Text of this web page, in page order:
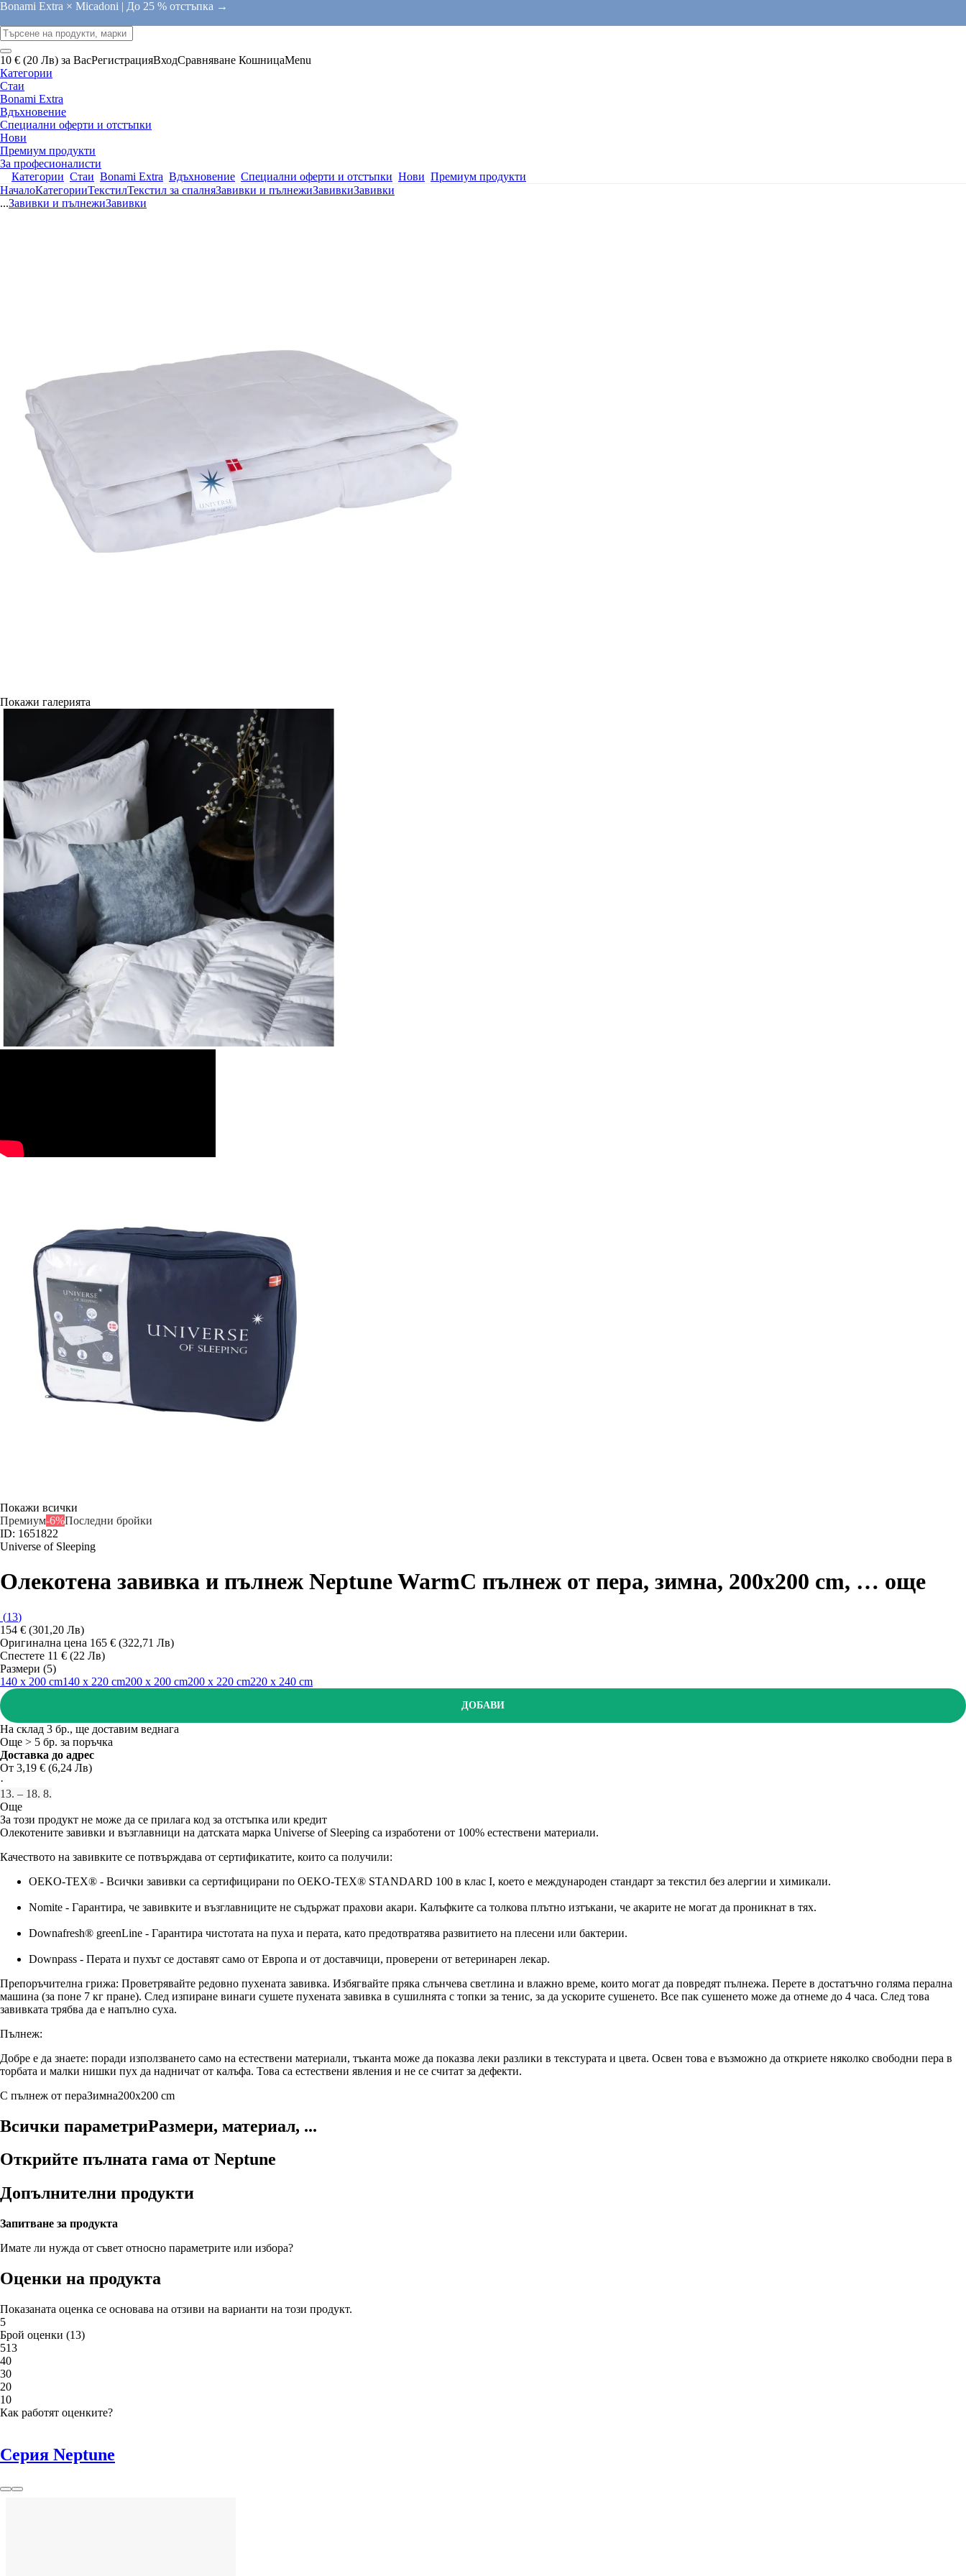
Bonami Extra × Micadoni | До 25 % отстъпка →
10 € (20 Лв) за ВасРегистрацияВходСравняване КошницаMenu
Категории
Стаи
Bonami Extra
Вдъхновение
Специални оферти и отстъпки
Нови
Премиум продукти
За професионалисти
Категории Стаи Bonami Extra Вдъхновение Специални оферти и отстъпки Нови Премиум продукти
НачалоКатегорииТекстилТекстил за спалняЗавивки и пълнежиЗавивкиЗавивки
...Завивки и пълнежиЗавивки
Покажи галерията
Покажи всички
Премиум-6%Последни бройки
ID: 1651822
Universe of Sleeping
Олекотена завивка и пълнеж Neptune WarmС пълнеж от пера, зимна, 200x200 cm, … още
(13)
154 € (301,20 Лв)
Оригинална цена 165 € (322,71 Лв)
Спестете 11 € (22 Лв)
Размери (5)
140 x 200 cm140 x 220 cm200 x 200 cm200 x 220 cm220 x 240 cm
ДОБАВИ
На склад 3 бр., ще доставим веднага
Още > 5 бр. за поръчка
Доставка до адрес
От 3,19 € (6,24 Лв)
·
13. – 18. 8.
Още
За този продукт не може да се прилага код за отстъпка или кредит
Олекотените завивки и възглавници на датската марка Universe of Sleeping са изработени от 100% естествени материали.
Качеството на завивките се потвърждава от сертификатите, които са получили:
OEKO-TEX® - Всички завивки са сертифицирани по OEKO-TEX® STANDARD 100 в клас I, което е международен стандарт за текстил без алергии и химикали.
Nomite - Гарантира, че завивките и възглавниците не съдържат прахови акари. Калъфките са толкова плътно изтъкани, че акарите не могат да проникнат в тях.
Downafresh® greenLine - Гарантира чистотата на пуха и перата, като предотвратява развитието на плесени или бактерии.
Downpass - Перата и пухът се доставят само от Европа и от доставчици, проверени от ветеринарен лекар.
Препоръчителна грижа: Проветрявайте редовно пухената завивка. Избягвайте пряка слънчева светлина и влажно време, които могат да повредят пълнежа. Перете в достатъчно голяма перална
машина (за поне 7 кг пране). След изпиране винаги сушете пухената завивка в сушилнята с топки за тенис, за да ускорите сушенето. Все пак сушенето може да отнеме до 4 часа. След това
завивката трябва да е напълно суха.
Пълнеж:
Добре е да знаете: поради използването само на естествени материали, тъканта може да показва леки разлики в текстурата и цвета. Освен това е възможно да откриете няколко свободни пера в
торбата и малки нишки пух да надничат от калъфа. Това са естествени явления и не се считат за дефекти.
С пълнеж от пераЗимна200x200 cm
Всички параметриРазмери, материал, ...
Открийте пълната гама от Neptune
Допълнителни продукти
Запитване за продукта
Имате ли нужда от съвет относно параметрите или избора?
Оценки на продукта
Показаната оценка се основава на отзиви на варианти на този продукт.
5
Брой оценки (13)
513
40
30
20
10
Как работят оценките?
Серия Neptune